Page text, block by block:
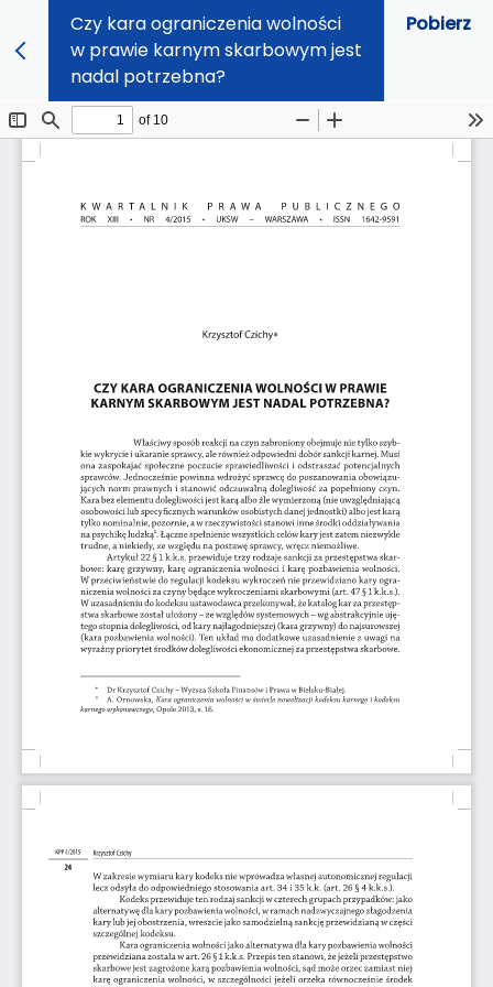
Czy kara ograniczenia wolności
w prawie karnym skarbowym jest
nadal potrzebna?
Pobierz